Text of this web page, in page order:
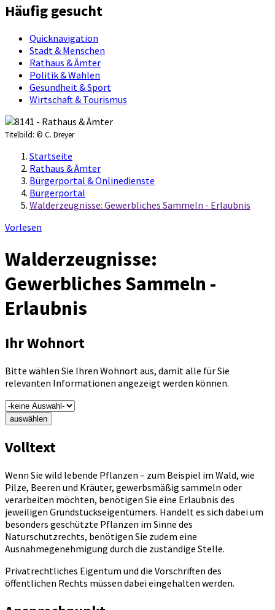
Häufig gesucht
Quicknavigation
Stadt & Menschen
Rathaus & Ämter
Politik & Wahlen
Gesundheit & Sport
Wirtschaft & Tourismus
Titelbild: © C. Dreyer
Startseite
Rathaus & Ämter
Bürgerportal & Onlinedienste
Bürgerportal
Walderzeugnisse: Gewerbliches Sammeln - Erlaubnis
Vorlesen
Walderzeugnisse:
Gewerbliches Sammeln -
Erlaubnis
Ihr Wohnort
Bitte wählen Sie Ihren Wohnort aus, damit alle für Sie
relevanten Informationen angezeigt werden können.
auswählen
Volltext
Wenn Sie wild lebende Pflanzen – zum Beispiel im Wald, wie
Pilze, Beeren und Kräuter, gewerbsmäßig sammeln oder
verarbeiten möchten, benötigen Sie eine Erlaubnis des
jeweiligen Grundstückseigentümers. Handelt es sich dabei um
besonders geschützte Pflanzen im Sinne des
Naturschutzrechts, benötigen Sie zudem eine
Ausnahmegenehmigung durch die zuständige Stelle.
Privatrechtliches Eigentum und die Vorschriften des
öffentlichen Rechts müssen dabei eingehalten werden.